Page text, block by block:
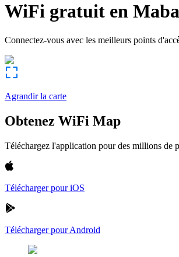
WiFi gratuit en
Connectez-vous avec les meilleurs points
Agrandir la carte
Obtenez WiFi Map
Téléchargez l'application pour des millions de
Télécharger pour iOS
Télécharger pour Android